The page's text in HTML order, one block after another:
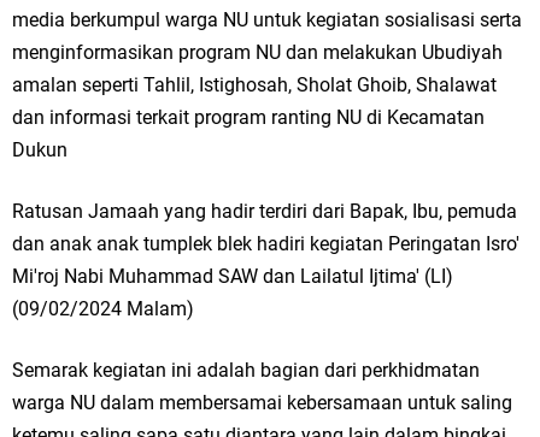
Ketua DPD Golkar Gresik Wongso Negoro Sambut Tahun Baru Islam
1448 H dengan Doa Kedamaian
Wakil Ketua DPRD Gresik Mujid Riduan Sampaikan Doa dan Harapan di
Tahun Baru Islam 1448 H
Selamat Tahun Baru Islam 1 Muharram 1448 H: Pesan Hijrah Drs. H.
Husnul Aqib, M.M. untuk Negeri
PDUF MUI Jatim Gelar Doa Awal Tahun Hijriah, Teguhkan Optimisme
Menuju Indonesia Emas 2045
media berkumpul warga NU untuk kegiatan sosialisasi serta
menginformasikan program NU dan melakukan Ubudiyah
amalan seperti Tahlil, Istighosah, Sholat Ghoib, Shalawat
dan informasi terkait program ranting NU di Kecamatan
Dukun
Ratusan Jamaah yang hadir terdiri dari Bapak, Ibu, pemuda
dan anak anak tumplek blek hadiri kegiatan Peringatan Isro'
Mi'roj Nabi Muhammad SAW dan Lailatul Ijtima' (LI)
(09/02/2024 Malam)
Semarak kegiatan ini adalah bagian dari perkhidmatan
warga NU dalam membersamai kebersamaan untuk saling